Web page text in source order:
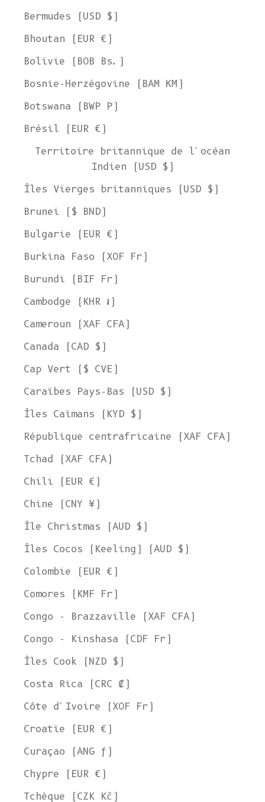
Bermudes (USD $)
Bhoutan (EUR €)
Bolivie (BOB Bs.)
Bosnie-Herzégovine (BAM КМ)
Botswana (BWP P)
Brésil (EUR €)
Territoire britannique de l'océan
Indien (USD $)
Îles Vierges britanniques (USD $)
Brunei ($ BND)
Bulgarie (EUR €)
Burkina Faso (XOF Fr)
Burundi (BIF Fr)
Cambodge (KHR ៛)
Cameroun (XAF CFA)
Canada (CAD $)
Cap Vert ($ CVE)
Caraïbes Pays-Bas (USD $)
Îles Caïmans (KYD $)
République centrafricaine (XAF CFA)
Tchad (XAF CFA)
Chili (EUR €)
Chine (CNY ¥)
Île Christmas (AUD $)
Îles Cocos (Keeling) (AUD $)
Colombie (EUR €)
Comores (KMF Fr)
Congo - Brazzaville (XAF CFA)
Congo - Kinshasa (CDF Fr)
Îles Cook (NZD $)
Costa Rica (CRC ₡)
Côte d'Ivoire (XOF Fr)
Croatie (EUR €)
Curaçao (ANG ƒ)
Chypre (EUR €)
Tchèque (CZK Kč)